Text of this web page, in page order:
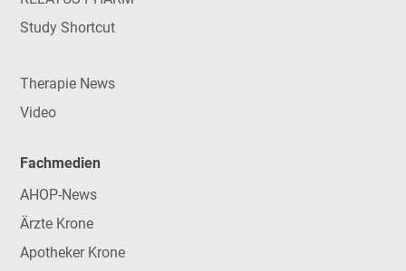
Study Shortcut
Therapie News
Video
Fachmedien
AHOP-News
Ärzte Krone
Apotheker Krone